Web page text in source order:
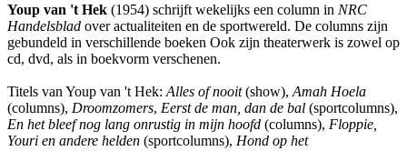
Youp van 't Hek (1954) schrijft wekelijks een column in NRC
Handelsblad over actualiteiten en de sportwereld. De columns zijn
gebundeld in verschillende boeken Ook zijn theaterwerk is zowel op
cd, dvd, als in boekvorm verschenen.
Titels van Youp van 't Hek: Alles of nooit(show), Amah Hoela
(columns), Droomzomers, Eerst de man, dan de bal (sportcolumns),
En het bleef nog lang onrustig in mijn hoofd (columns), Floppie,
Youri en andere helden (sportcolumns), Hond op het